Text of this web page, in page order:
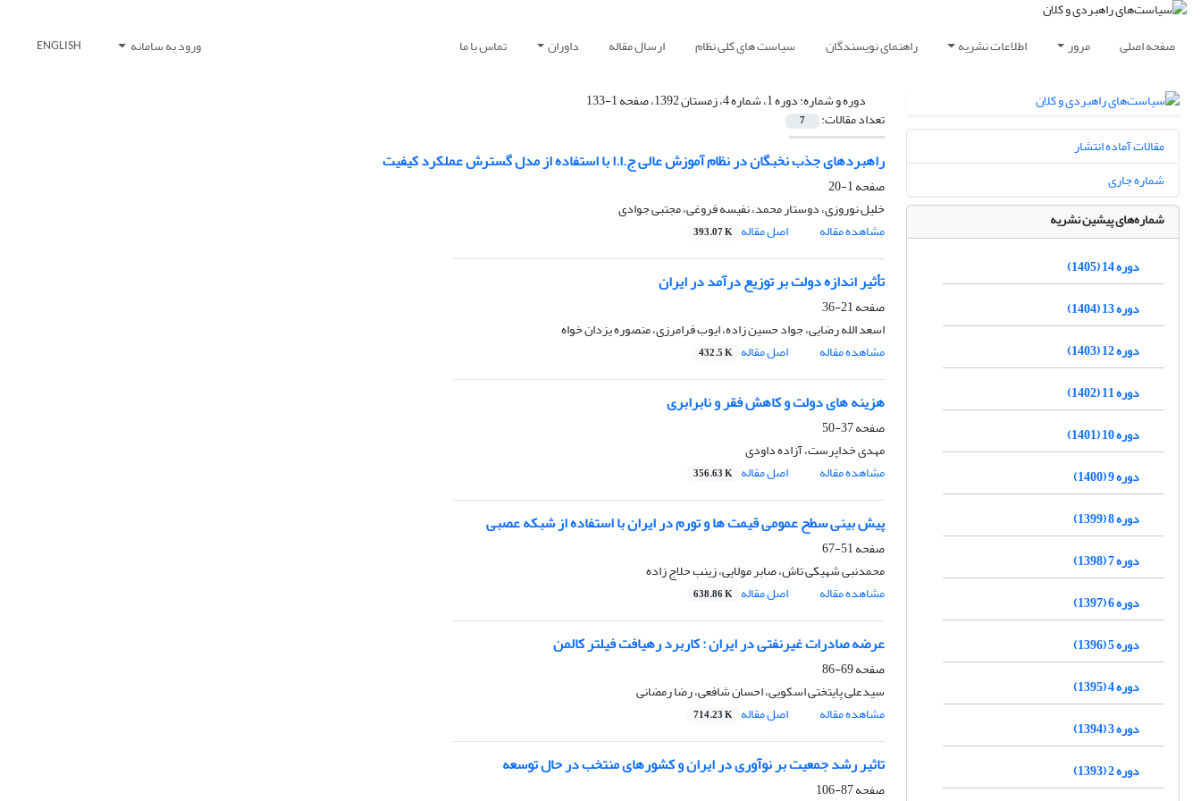
صفحه اصلی مرور اطلاعات نشریه راهنمای نویسندگان سیاست های کلی نظام ارسال مقاله داوران تماس با ما ورود به سامانه ENGLISH
دوره و شماره:دوره 1، شماره 4، زمستان 1392، صفحه 1-133
تعداد مقالات: 7
راهبردهای جذب نخبگان در نظام آموزش عالی ج.ا.ا با استفاده از مدل گسترش عملکرد کیفیت
صفحه1-20
خلیل نوروزی، دوستار محمد، نفیسه فروغی، مجتبی جوادی
مشاهده مقاله
اصل مقاله 393.07 K
تأثیر اندازه دولت بر توزیع درآمد در ایران
صفحه21-36
اسعد الله رضایی، جواد حسین زاده، ایوب فرامرزی، منصوره یزدان خواه
مشاهده مقاله
اصل مقاله 432.5 K
هزینه های دولت و کاهش فقر و نابرابری
صفحه37-50
مهدی خداپرست، آزاده داودی
مشاهده مقاله
اصل مقاله 356.63 K
پیش بینی سطح عمومی قیمت ها و تورم در ایران با استفاده از شبکه عصبی
صفحه51-67
محمدنبی شهیکی تاش، صابر مولایی، زینب حلاج زاده
مشاهده مقاله
اصل مقاله 638.86 K
عرضه صادرات غیرنفتی در ایران : کاربرد رهیافت فیلتر کالمن
صفحه69-86
سیدعلی پایتختی اسکویی، احسان شافعی، رضا رمضانی
مشاهده مقاله
اصل مقاله 714.23 K
تاثیر رشد جمعیت بر نوآوری در ایران و کشورهای منتخب در حال توسعه
صفحه87-106
مقالات آماده انتشار
شماره جاری
شماره‌های پیشین نشریه
دوره 14 (1405)
دوره 13 (1404)
دوره 12 (1403)
دوره 11 (1402)
دوره 10 (1401)
دوره 9 (1400)
دوره 8 (1399)
دوره 7 (1398)
دوره 6 (1397)
دوره 5 (1396)
دوره 4 (1395)
دوره 3 (1394)
دوره 2 (1393)